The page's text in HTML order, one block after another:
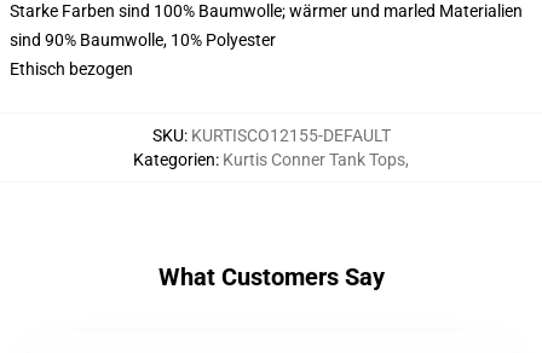
Starke Farben sind 100% Baumwolle; wärmer und marled Materialien
sind 90% Baumwolle, 10% Polyester
Ethisch bezogen
SKU: KURTISCO12155-DEFAULT
Kategorien: Kurtis Conner Tank Tops,
What Customers Say